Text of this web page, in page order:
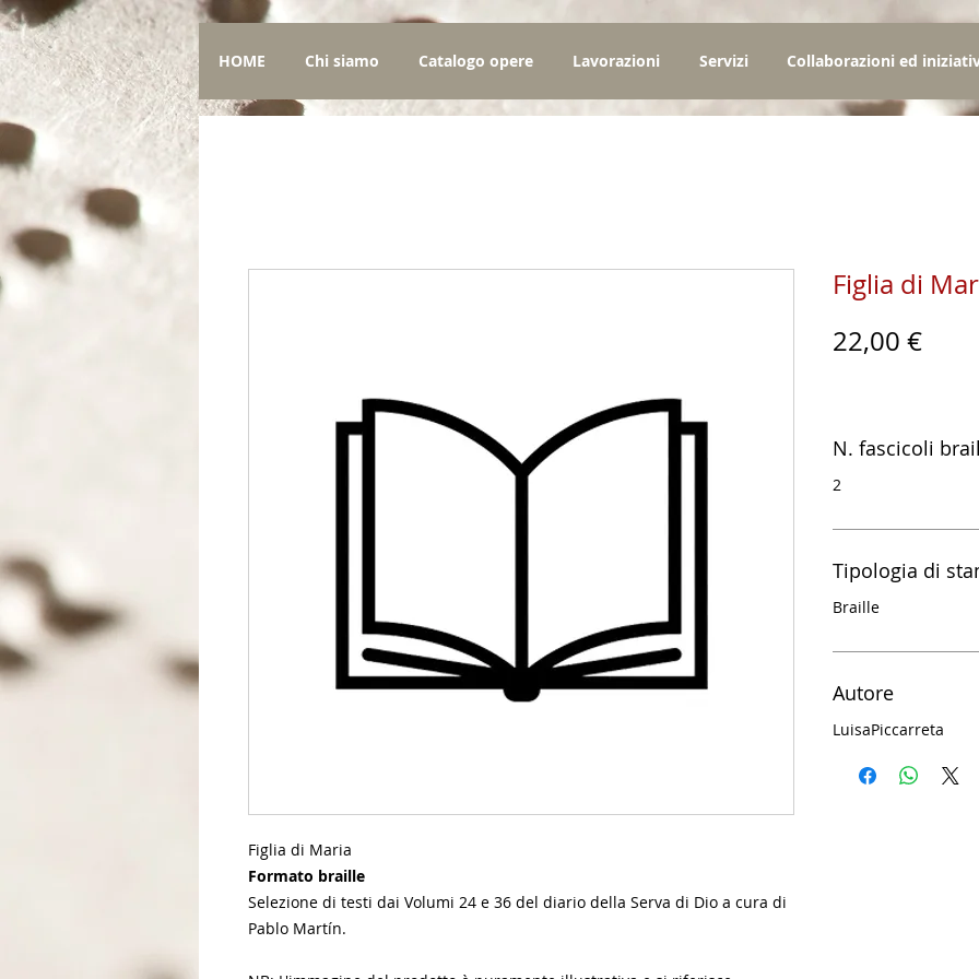
HOME Chi siamo Catalogo opere Lavorazioni Servizi Collaborazioni ed
Figlia di Maria
Formato braille
Selezione di testi dai Volumi 24 e 36 del diario della Serva di Dio a cura di
Pablo Martín.
Figlia di
22,00 €
N. fascicoli
2
Tipologia di
Braille
Autore
LuisaPiccarreta